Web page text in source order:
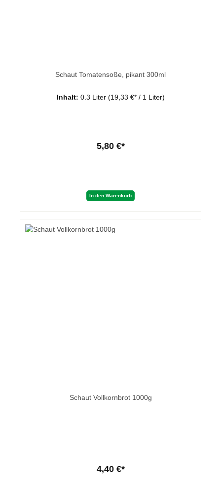
Schaut Tomatensoße, pikant 300ml
Inhalt: 0.3 Liter (19,33 €* / 1 Liter)
5,80 €*
In den Warenkorb
Schaut Vollkornbrot 1000g
4,40 €*